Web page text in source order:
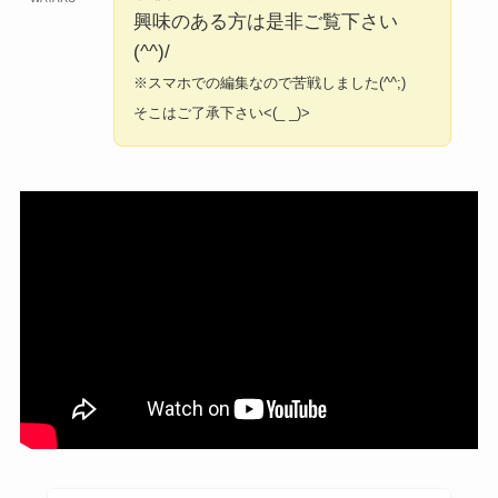
興味のある方は是非ご覧下さい
(^^)/
※スマホでの編集なので苦戦しました(^^;)
そこはご了承下さい<(_ _)>